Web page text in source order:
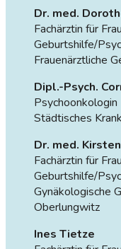
Dr. med.
Fachärztin für
Geburtshilfe/
Frauenärztliche
Dipl.-Psych.
Psychoonkologin
Städtisches
Dr. med.
Fachärztin für
Geburtshilfe/
Gynäkologische
Oberlungwitz
Ines Tietze